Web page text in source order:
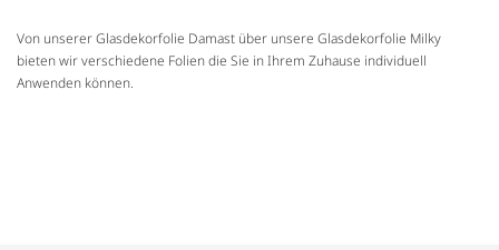
Von unserer Glasdekorfolie Damast über unsere Glasdekorfolie Milky
bieten wir verschiedene Folien die Sie in Ihrem Zuhause individuell
Anwenden können.